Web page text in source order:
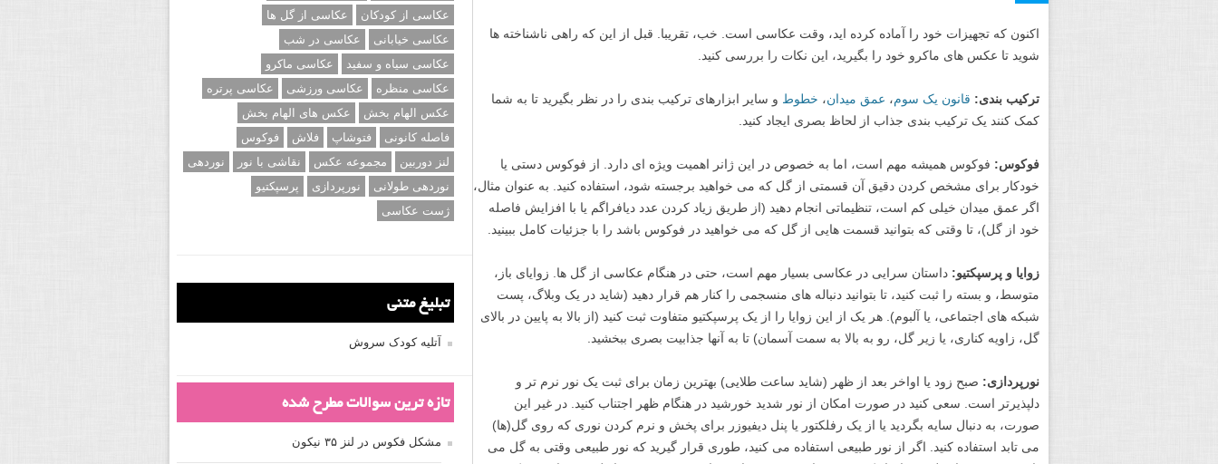
اکنون که تجهیزات خود را آماده کرده اید، وقت عکاسی است. خب، تقریبا. قبل از این که راهی ناشناخته ها
شوید تا عکس های ماکرو خود را بگیرید، این نکات را بررسی کنید.
ترکیب بندی: قانون یک سوم، عمق میدان، خطوط و سایر ابزارهای ترکیب بندی را در نظر بگیرید تا به شما
کمک کنند یک ترکیب بندی جذاب از لحاظ بصری ایجاد کنید.
فوکوس: فوکوس همیشه مهم است، اما به خصوص در این ژانر اهمیت ویژه ای دارد. از فوکوس دستی یا
خودکار برای مشخص کردن دقیق آن قسمتی از گل که می خواهید برجسته شود، استفاده کنید. به عنوان مثال،
اگر عمق میدان خیلی کم است، تنظیماتی انجام دهید (از طریق زیاد کردن عدد دیافراگم یا با افزایش فاصله
خود از گل)، تا وقتی که بتوانید قسمت هایی از گل که می خواهید در فوکوس باشد را با جزئیات کامل ببینید.
زوایا و پرسپکتیو: داستان سرایی در عکاسی بسیار مهم است، حتی در هنگام عکاسی از گل ها. زوایای باز،
متوسط، و بسته را ثبت کنید، تا بتوانید دنباله های منسجمی را کنار هم قرار دهید (شاید در یک وبلاگ، پست
شبکه های اجتماعی، یا آلبوم). هر یک از این زوایا را از یک پرسپکتیو متفاوت ثبت کنید (از بالا به پایین در بالای
گل، زاویه کناری، یا زیر گل، رو به بالا به سمت آسمان) تا به آنها جذابیت بصری ببخشید.
نورپردازی: صبح زود یا اواخر بعد از ظهر (شاید ساعت طلایی) بهترین زمان برای ثبت یک نور نرم تر و
دلپذیرتر است. سعی کنید در صورت امکان از نور شدید خورشید در هنگام ظهر اجتناب کنید. در غیر این
صورت، به دنبال سایه بگردید یا از یک رفلکتور یا پنل دیفیوزر برای پخش و نرم کردن نوری که روی گل(ها)
می تابد استفاده کنید. اگر از نور طبیعی استفاده می کنید، طوری قرار گیرید که نور طبیعی وقتی به گل می
عکاسی از کودکان
عکاسی از گل ها
عکاسی خیابانی
عکاسی در شب
عکاسی سیاه و سفید
عکاسی ماکرو
عکاسی منظره
عکاسی ورزشی
عکاسی پرتره
عکس الهام بخش
عکس های الهام بخش
فاصله کانونی
فتوشاپ فلاش
فوکوس
لنز دوربین
مجموعه عکس نقاشی با نور
نوردهی
نوردهی طولانی
نورپردازی
پرسپکتیو
ژست عکاسی
تبلیغ متنی
آتلیه کودک سروش
تازه ترین سوالات مطرح شده
مشکل فکوس در لنز ۳۵ نیکون